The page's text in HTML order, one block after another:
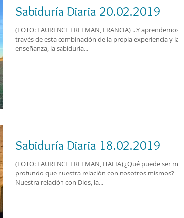
Sabiduría Diaria 20.02.2019
(FOTO: LAURENCE FREEMAN, FRANCIA) ...Y aprendemos, a
través de esta combinación de la propia experiencia y la
enseñanza, la sabiduría...
Sabiduría Diaria 18.02.2019
(FOTO: LAURENCE FREEMAN, ITALIA) ¿Qué puede ser más
profundo que nuestra relación con nosotros mismos?
Nuestra relación con Dios, la...